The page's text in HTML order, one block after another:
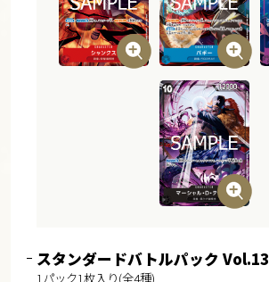
スタンダードバトルパック Vol.13
1パック1枚入り(全4種)